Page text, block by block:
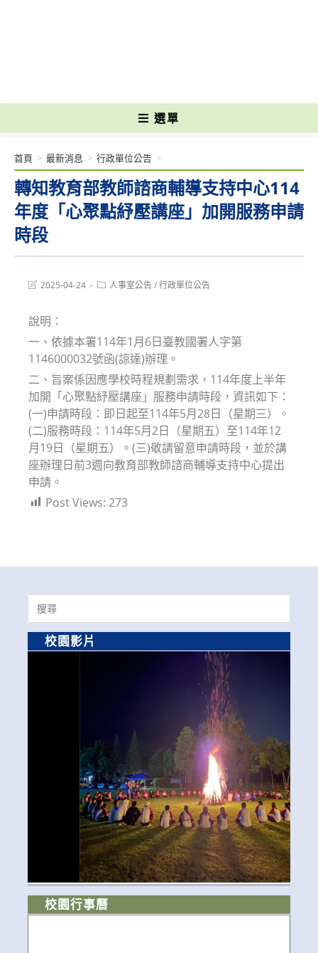
選單
轉知教育部教師諮商輔導支持中心114
年度「心聚點紓壓講座」加開服務申請
時段
首頁 > 最新消息 > 行政單位公告 >
Post2025-04-24
Post人事室公告/行政單位公告
說明：
一、依據本署114年1月6日臺教國署人字第
1146000032號函(諒達)辦理。
二、旨案係因應學校時程規劃需求，114年度上半年
加開「心聚點紓壓講座」服務申請時段，資訊如下：
(一)申請時段：即日起至114年5月28日（星期三）。
(二)服務時段：114年5月2日（星期五）至114年12
月19日（星期五）。(三)敬請留意申請時段，並於講
座辦理日前3週向教育部教師諮商輔導支持中心提出
申請。
Post Views: 273
Search
for:
校園影片
校園行事曆